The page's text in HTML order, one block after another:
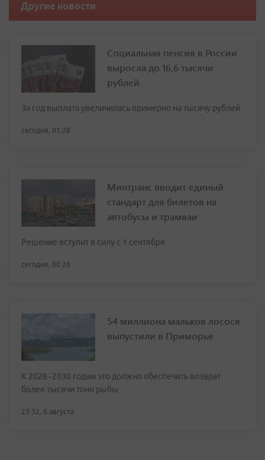
Другие новости
Социальная пенсия в России
выросла до 16,6 тысячи
рублей
За год выплата увеличилась примерно на тысячу рублей
сегодня, 01:28
Минтранс вводит единый
стандарт для билетов на
автобусы и трамваи
Решение вступит в силу с 1 сентября
сегодня, 00:26
54 миллиона мальков лосося
выпустили в Приморье
К 2028–2030 годам это должно обеспечить возврат
более тысячи тонн рыбы
23:32, 6 августа